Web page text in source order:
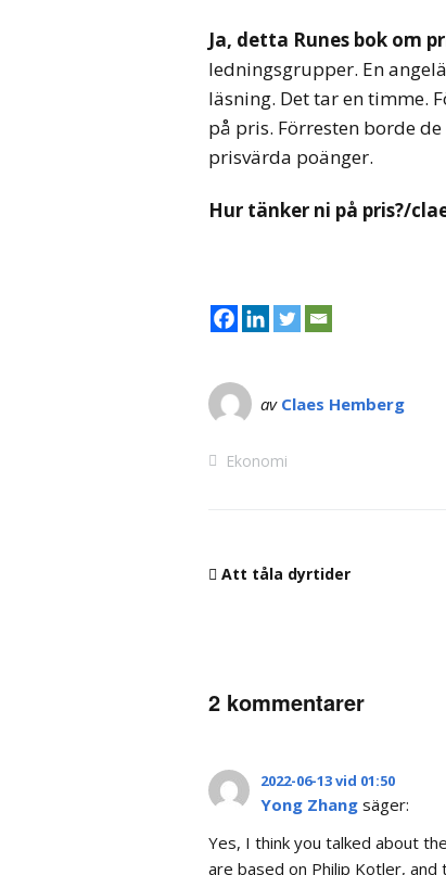
Ja, detta Runes bok om
ledningsgrupper. En
läsning. Det tar en timme.
på pris. Förresten borde
prisvärda poänger.
Hur tänker ni på pris?/
av Claes Hemberg
Ekonomi
Att tåla dyrtider
2 kommentarer
2022-06-13 vid 01:50
Yong Zhang säger:
Yes, I think you talked about
are based on Philip Kotler,